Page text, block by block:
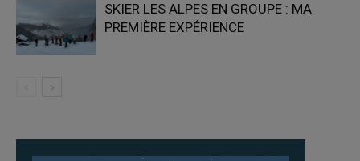
SKIER LES ALPES EN GROUPE : MA
PREMIÈRE EXPÉRIENCE